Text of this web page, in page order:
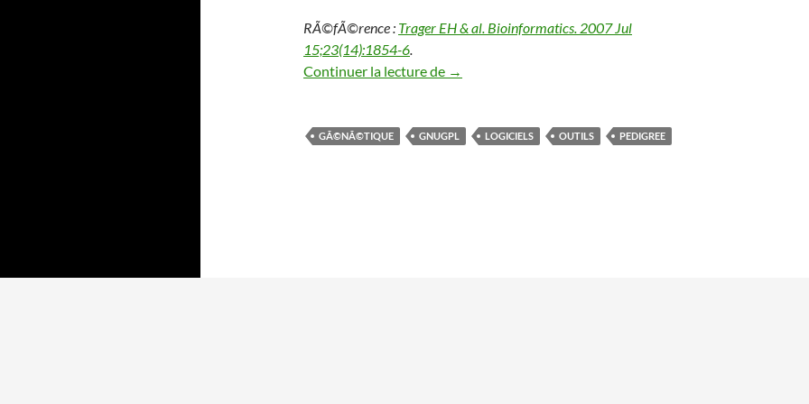
RÃ©fÃ©rence : Trager EH & al. Bioinformatics. 2007 Jul
15;23(14):1854-6.
Continuer la lecture de Madeline : dessiner des arbres gÃ©nÃ©alogiques,
→
GÃ©NÃ©TIQUE GNUGPL LOGICIELS OUTILS PEDIGREE